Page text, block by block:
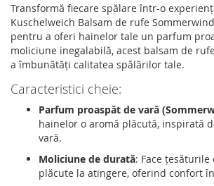
Transformă fiecare spălare într-o
Kuschelweich Balsam de rufe
pentru a oferi hainelor tale un parfum
moliciune inegalabilă, acest balsam de
a îmbunătăți calitatea spălărilor tale.
Caracteristici cheie:
Parfum proaspăt de vară
hainelor o aromă plăcută, inspirată
vară.
Moliciune de durată: Face
plăcute la atingere, oferind confort